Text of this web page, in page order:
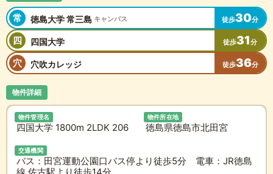
常 徳島大学 常三島 キャンパス 徒歩30分
四 四国大学 徒歩31分
穴 穴吹カレッジ 徒歩36分
物件詳細
物件管理名
四国大学 1800m 2LDK 206
物件所在地
徳島県徳島市北田宮
交通機関
バス：田宮運動公園口バス停より徒歩5分 電車：JR徳島